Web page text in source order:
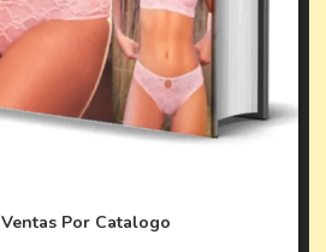
Ventas Por Catalogo